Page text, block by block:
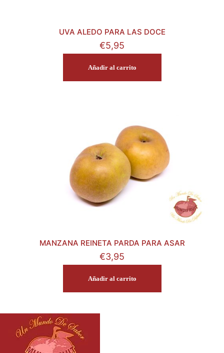
UVA ALEDO PARA LAS DOCE
€5,95
Añadir al carrito
MANZANA REINETA PARDA PARA ASAR
€3,95
Añadir al carrito